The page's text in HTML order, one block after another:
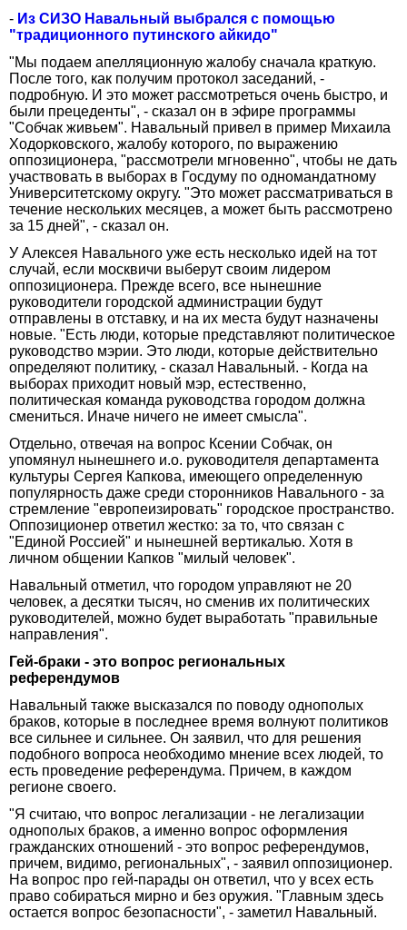
- Из СИЗО Навальный выбрался с помощью
"традиционного путинского айкидо"
"Мы подаем апелляционную жалобу сначала краткую.
После того, как получим протокол заседаний, -
подробную. И это может рассмотреться очень быстро, и
были прецеденты", - сказал он в эфире программы
"Собчак живьем". Навальный привел в пример Михаила
Ходорковского, жалобу которого, по выражению
оппозиционера, "рассмотрели мгновенно", чтобы не дать
участвовать в выборах в Госдуму по одномандатному
Университетскому округу. "Это может рассматриваться в
течение нескольких месяцев, а может быть рассмотрено
за 15 дней", - сказал он.
У Алексея Навального уже есть несколько идей на тот
случай, если москвичи выберут своим лидером
оппозиционера. Прежде всего, все нынешние
руководители городской администрации будут
отправлены в отставку, и на их места будут назначены
новые. "Есть люди, которые представляют политическое
руководство мэрии. Это люди, которые действительно
определяют политику, - сказал Навальный. - Когда на
выборах приходит новый мэр, естественно,
политическая команда руководства городом должна
смениться. Иначе ничего не имеет смысла".
Отдельно, отвечая на вопрос Ксении Собчак, он
упомянул нынешнего и.о. руководителя департамента
культуры Сергея Капкова, имеющего определенную
популярность даже среди сторонников Навального - за
стремление "европеизировать" городское пространство.
Оппозиционер ответил жестко: за то, что связан с
"Единой Россией" и нынешней вертикалью. Хотя в
личном общении Капков "милый человек".
Навальный отметил, что городом управляют не 20
человек, а десятки тысяч, но сменив их политических
руководителей, можно будет выработать "правильные
направления".
Гей-браки - это вопрос региональных
референдумов
Навальный также высказался по поводу однополых
браков, которые в последнее время волнуют политиков
все сильнее и сильнее. Он заявил, что для решения
подобного вопроса необходимо мнение всех людей, то
есть проведение референдума. Причем, в каждом
регионе своего.
"Я считаю, что вопрос легализации - не легализации
однополых браков, а именно вопрос оформления
гражданских отношений - это вопрос референдумов,
причем, видимо, региональных", - заявил оппозиционер.
На вопрос про гей-парады он ответил, что у всех есть
право собираться мирно и без оружия. "Главным здесь
остается вопрос безопасности", - заметил Навальный.